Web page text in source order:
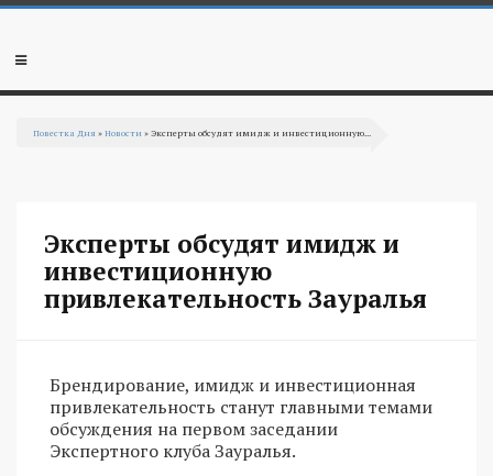
Перейти к основному содержанию
Мобильное
Повестка Дня »Новости » Эксперты обсудят имидж и инвестиционную...
Эксперты обсудят имидж и
инвестиционную
привлекательность Зауралья
Брендирование, имидж и инвестиционная
привлекательность станут главными темами
обсуждения на первом заседании
Экспертного клуба Зауралья.